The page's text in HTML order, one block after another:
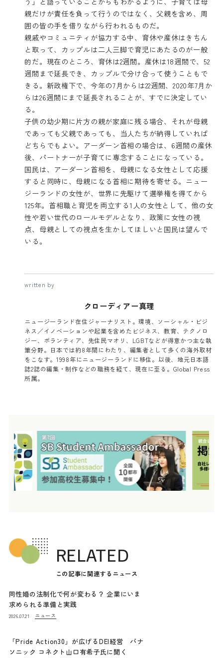
親だけが責任を負って行うのではなく、父親を含め、周
囲の皆の手を借りながら行われるものだ。
親戚やコミュニティが協力する中、育休や産休はきちん
と取って、カップルは二人三脚で育児にあたるのが一般
的だ。現在のところ、育休は2週間。産休は18週間で、52
週間まで延長でき、カップルで分け合って使うこともで
きる。新政権下で、今年の7月からは22週間、2020年7月か
らは26週間にまで延長されることが、すでに決定してい
る。
子供の幼少期に片方の親が家庭に残る場合、それが母親
であっても父親であっても、当人たちが納得していれば
どちらでもよい。アーダーン首相の場合は、6週間の産休
後、パートナーが子育てに専念することになっている。
国民は、アーダーン首相を、母親になる女性として応援
すると同時に、母親になる首相に期待を寄せる。ニュー
ジーランドの女性が、世界に先駆けて選挙権を得てから
125年。首相職と育児を両立する1人の女性として、他の女
性や若い世代のロールモデルとなり、政策に女性の視
点、母親としての視点を生かしてほしいと国民は望んで
いる。
written by
クローディアー真理
ニュージーランド在住ジャーナリスト。環境、ソーシャル・ビジ
ネス／イノベーションや起業を含めたビジネス、教育、テクノロ
ジー、ボランティア、先住民マオリ、LGBTなどが得意かつ主な執
筆分野。日本では約8年間にわたり、編集者として多くの海外取材
をこなす。1998年にニュージーランドに移住。以後、地元日本語
誌2誌の編集・制作などの職務を経て、現在に至る。Global Press
所属。
RELATED
この記事に関連するニュース
同性婚の法制化で何が変わる？ 企業にいま
求められる準備と実践
2026.07.21 ニュース
「Pride Action30」が広げるDEI経営 パナ
ソニック コネクト山口有希子氏に聞く